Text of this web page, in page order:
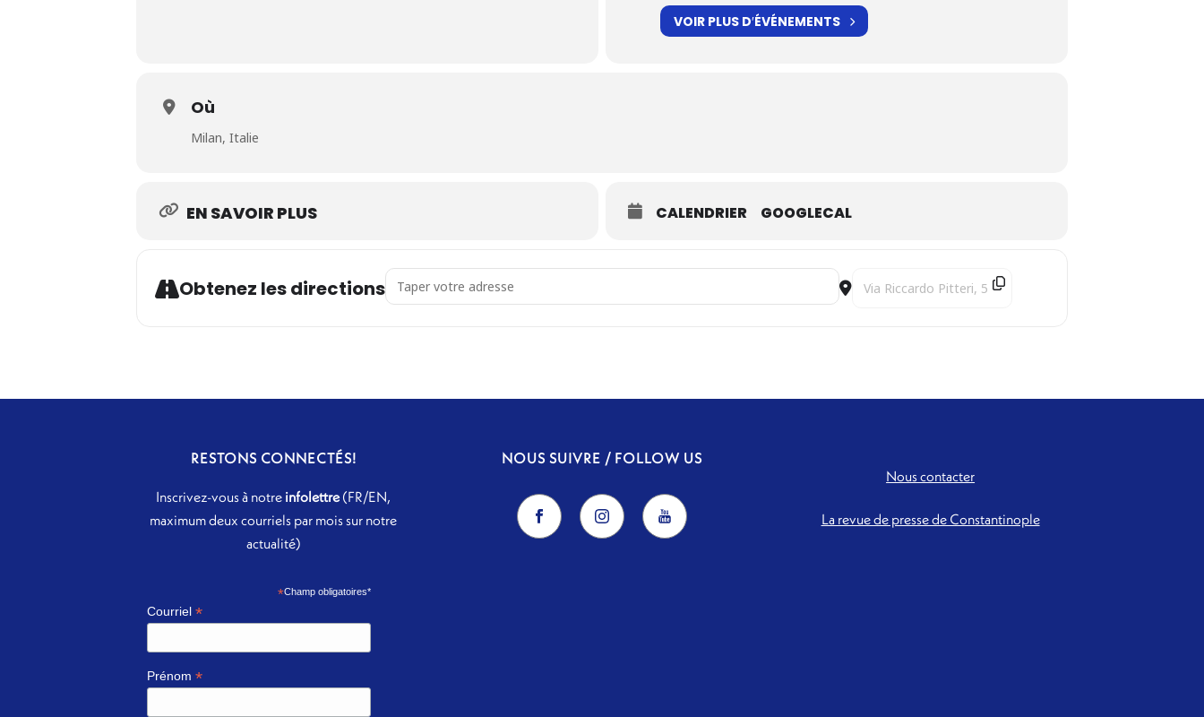
VOIR PLUS D′ÉVÉNEMENTS
Où
Milan, Italie
EN SAVOIR PLUS CALENDRIER GOOGLECAL
Obtenez les directions Address - Chants d'espoir [kEfUVrNz7] Destination Address - Chants d'espoir [M1GnlC7Y9]
RESTONS CONNECTÉS!
Inscrivez-vous à notre infolettre(FR/EN,
maximum deux courriels par mois sur notre
actualité)
*Champ obligatoires*
Courriel *
Prénom *
NOUS SUIVRE / FOLLOW US
Nous contacter
La revue de presse de Constantinople